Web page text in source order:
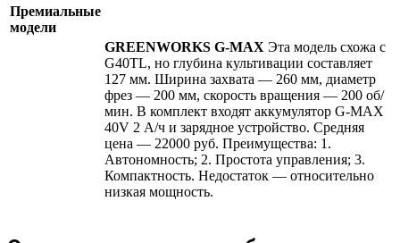
Премиальные
модели
GREENWORKS G-MAX Эта модель схожа с
G40TL, но глубина культивации составляет
127 мм. Ширина захвата — 260 мм, диаметр
фрез — 200 мм, скорость вращения — 200 об/
мин. В комплект входят аккумулятор G-MAX
40V 2 А/ч и зарядное устройство. Средняя
цена — 22000 руб. Преимущества: 1.
Автономность; 2. Простота управления; 3.
Компактность. Недостаток — относительно
низкая мощность.